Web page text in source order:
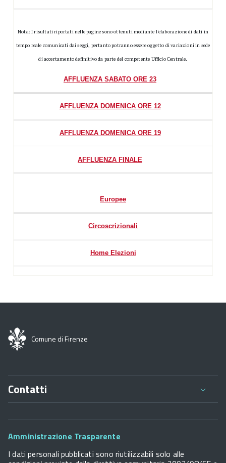
Nota: I risultati riportati nelle pagine sono ottenuti mediante l'elaborazione di dati in
tempo reale comunicati dai seggi, pertanto potranno essere oggetto di variazioni in sede
di accertamento definitivo da parte del competente Ufficio Centrale.
AFFLUENZA SABATO ORE 23
AFFLUENZA DOMENICA ORE 12
AFFLUENZA DOMENICA ORE 19
AFFLUENZA FINALE
Europee
Circoscrizionali
Home Elezioni
Comune di Firenze
Contatti
Palazzo Vecchio
P.IVA 01307110484
Footer
Amministrazione Trasparente
I dati personali pubblicati sono riutilizzabili solo alle